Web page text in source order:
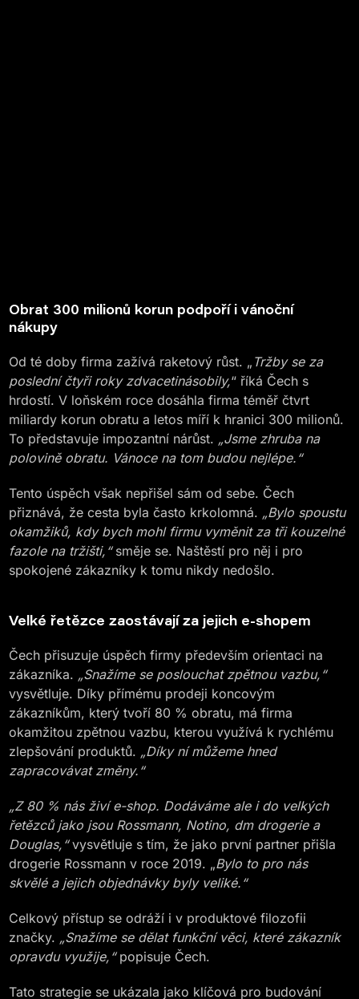
Obrat 300 milionů korun podpoří i vánoční
nákupy
Od té doby firma zažívá raketový růst. „ Tržby se za
poslední čtyři roky zdvacetinásobily,“ říká Čech s
hrdostí. V loňském roce dosáhla firma téměř čtvrt
miliardy korun obratu a letos míří k hranici 300 milionů.
To představuje impozantní nárůst. „Jsme zhruba na
polovině obratu. Vánoce na tom budou nejlépe.“
Tento úspěch však nepřišel sám od sebe. Čech
přiznává, že cesta byla často krkolomná. „Bylo spoustu
okamžiků, kdy bych mohl firmu vyměnit za tři kouzelné
fazole na tržišti,“směje se. Naštěstí pro něj i pro
spokojené zákazníky k tomu nikdy nedošlo.
Velké řetězce zaostávají za jejich e-shopem
Čech přisuzuje úspěch firmy především orientaci na
zákazníka. „Snažíme se poslouchat zpětnou vazbu,“
vysvětluje. Díky přímému prodeji koncovým
zákazníkům, který tvoří 80 % obratu, má firma
okamžitou zpětnou vazbu, kterou využívá k rychlému
zlepšování produktů. „Díky ní můžeme hned
zapracovávat změny.“
„Z 80 % nás živí e-shop. Dodáváme ale i do velkých
řetězců jako jsou Rossmann, Notino, dm drogerie a
Douglas,“vysvětluje s tím, že jako první partner přišla
drogerie Rossmann v roce 2019. „Bylo to pro nás
skvělé a jejich objednávky byly veliké.“
Celkový přístup se odráží i v produktové filozofii
značky. „Snažíme se dělat funkční věci, které zákazník
opravdu využije,“popisuje Čech.
Tato strategie se ukázala jako klíčová pro budování